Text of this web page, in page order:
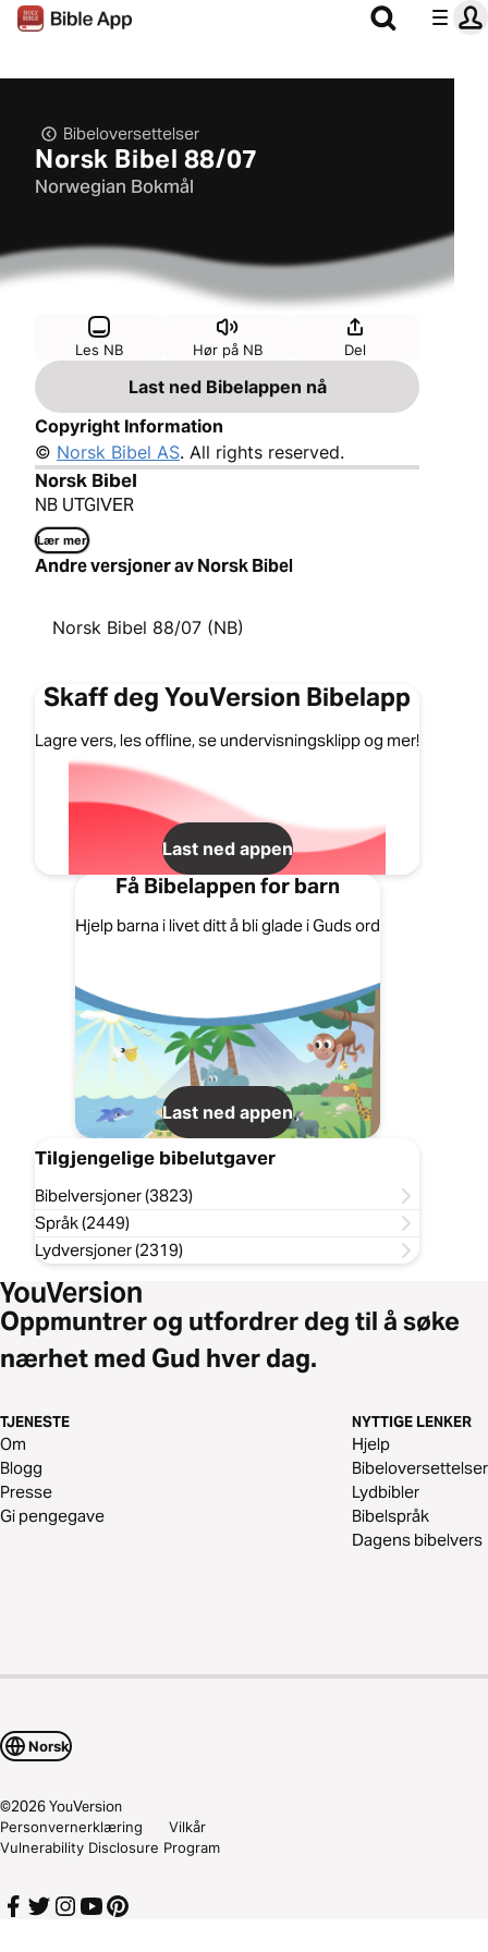
Bibeloversettelser
Norsk Bibel 88/07
Norwegian Bokmål
Les NB Hør på NB Del
Last ned Bibelappen nå
Copyright Information
© Norsk Bibel AS. All rights reserved.
Norsk Bibel
NB UTGIVER
Lær mer
Andre versjoner av Norsk Bibel
Norsk Bibel 88/07 (NB)
Skaff deg YouVersion Bibelapp
Lagre vers, les offline, se undervisningsklipp og mer!
Last ned appen
Få Bibelappen for barn
Hjelp barna i livet ditt å bli glade i Guds ord
Last ned appen
Tilgjengelige bibelutgaver
Bibelversjoner (3823)
Språk (2449)
Lydversjoner (2319)
Oppmuntrer og utfordrer deg til å søke
nærhet med Gud hver dag.
TJENESTE
Om
Blogg
Presse
Gi pengegave
NYTTIGE LENKER
Hjelp
Bibeloversettelser
Lydbibler
Bibelspråk
Dagens bibelvers
Norsk
©2026YouVersion
Personvernerklæring
Vilkår
Vulnerability Disclosure Program